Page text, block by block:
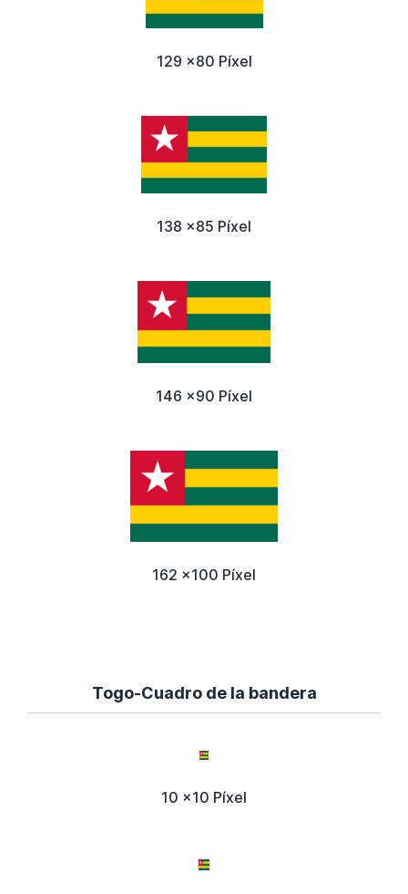
129 x80 Píxel
138 x85 Píxel
146 x90 Píxel
162 x100 Píxel
Togo-Cuadro de la bandera
10 x10 Píxel